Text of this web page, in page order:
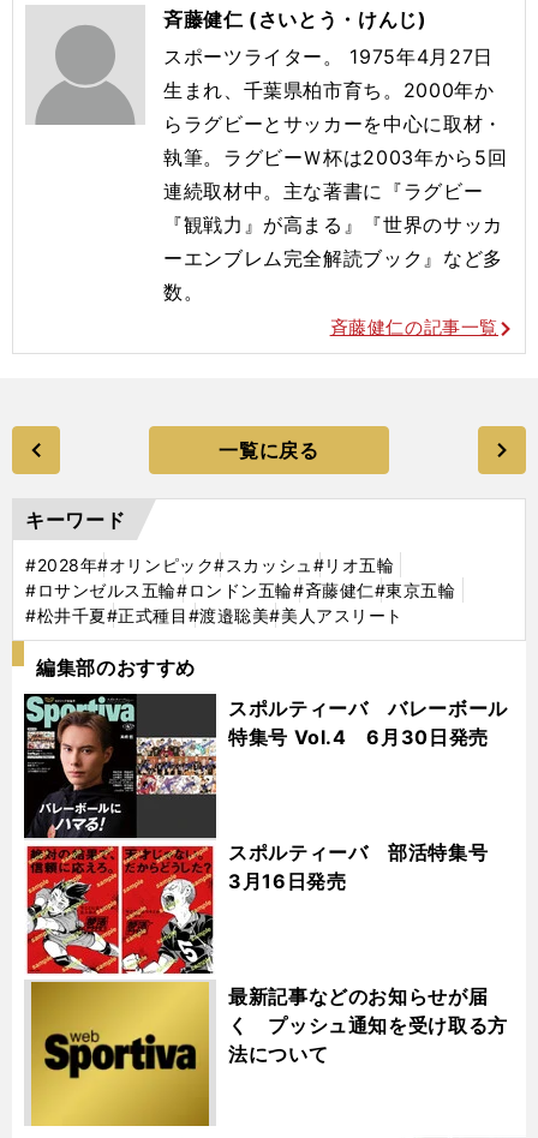
斉藤健仁 (さいとう・けんじ)
スポーツライター。 1975年4月27日
生まれ、千葉県柏市育ち。2000年か
らラグビーとサッカーを中心に取材・
執筆。ラグビーＷ杯は2003年から5回
連続取材中。主な著書に『ラグビー
『観戦力』が高まる』『世界のサッカ
ーエンブレム完全解読ブック』など多
数。
斉藤健仁の記事一覧
一覧に戻る
キーワード
#2028年#オリンピック#スカッシュ #リオ五輪
#ロサンゼルス五輪#ロンドン五輪#斉藤健仁#東京五輪
#松井千夏#正式種目#渡邉聡美#美人アスリート
編集部のおすすめ
スポルティーバ バレーボール
特集号 Vol.4 6月30日発売
スポルティーバ 部活特集号
3月16日発売
最新記事などのお知らせが届
く プッシュ通知を受け取る方
法について